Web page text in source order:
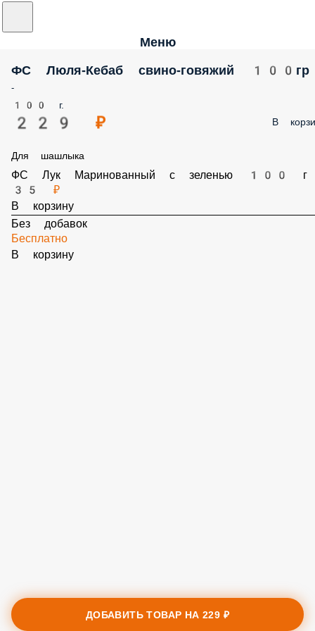
Меню
ФС Люля-Кебаб свино-говяжий 100гр
-
100 г.
229 ₽ В
Для шашлыка
ФС Лук Маринованный с зеленью 100 г
35 ₽
В корзину
Без добавок
Бесплатно
ДОБАВИТЬ ТОВАР НА229 ₽